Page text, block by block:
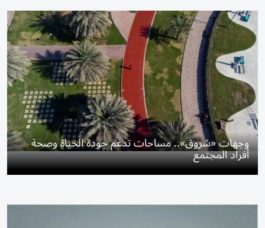
وجهات «شروق».. مساحات تدعم جودة الحياة وصحة
أفراد المجتمع